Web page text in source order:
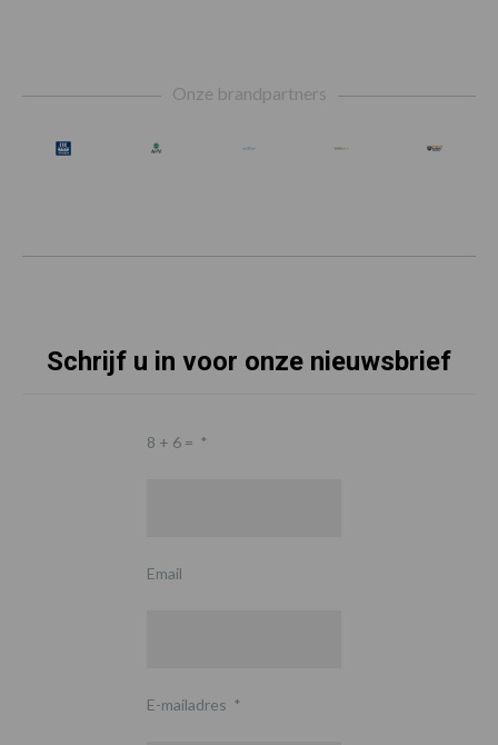
Onze brandpartners
Schrijf u in voor onze nieuwsbrief
8 + 6 = *
Email
E-mailadres *